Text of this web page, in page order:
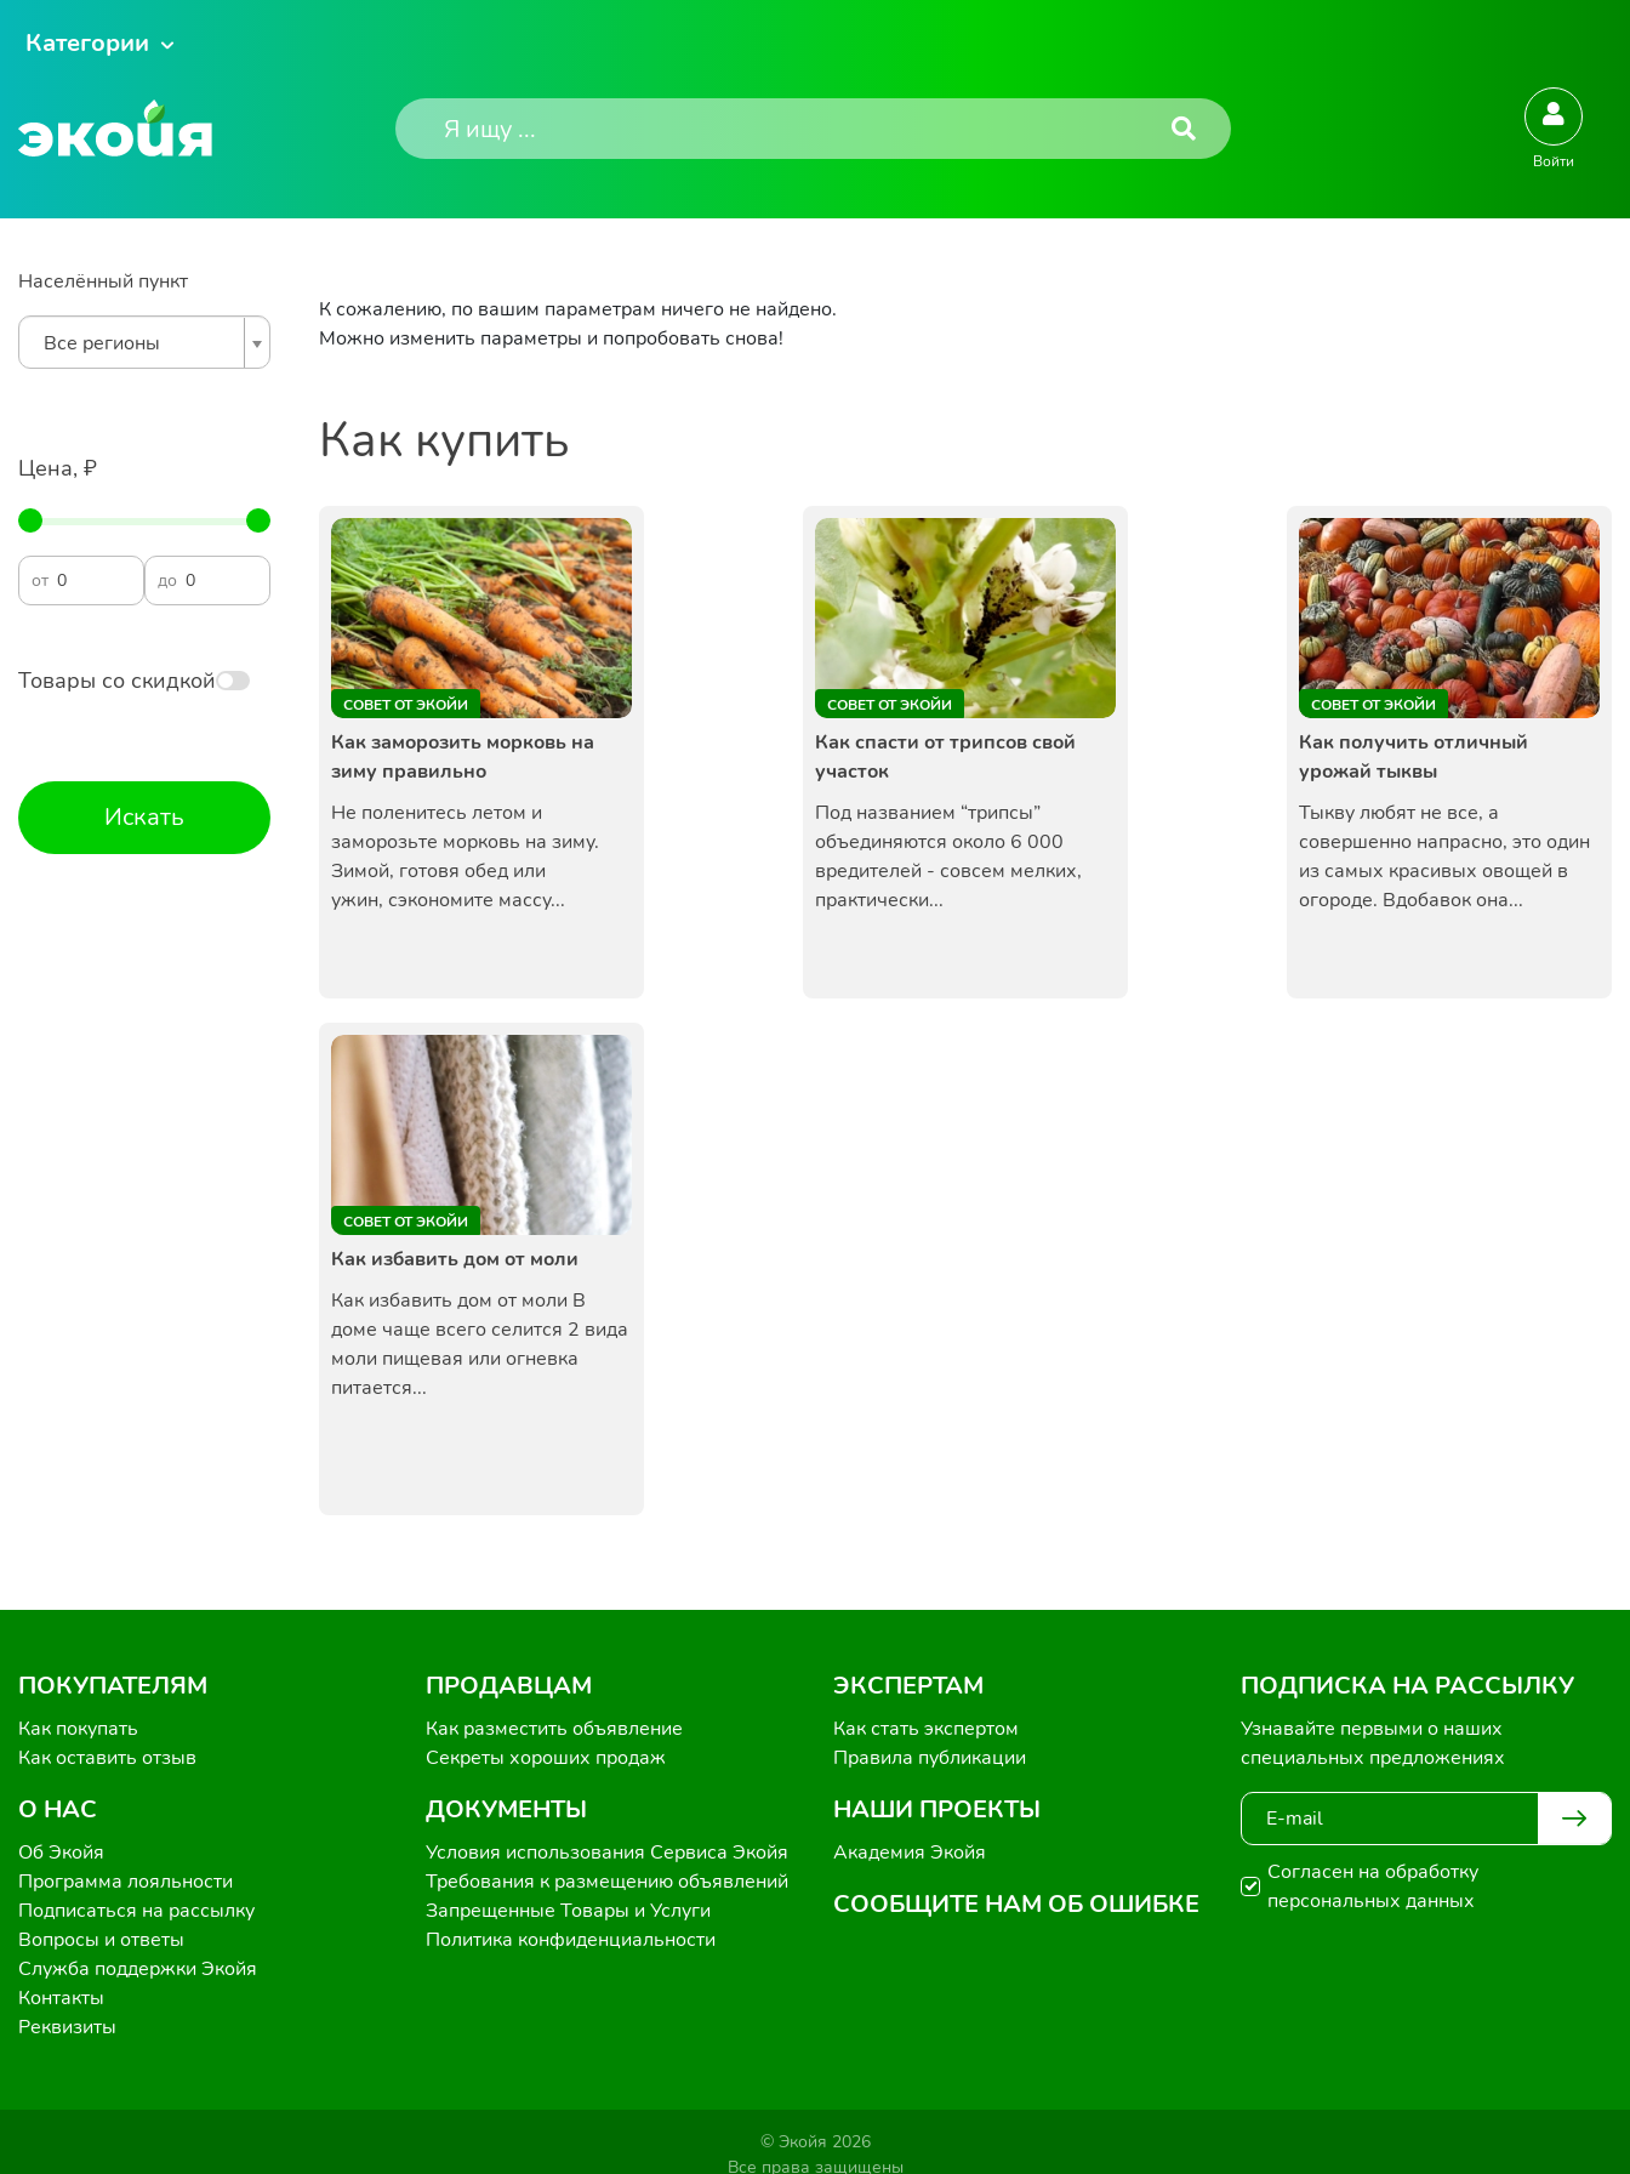
Категории
Войти
Населённый пункт
Все регионы
Цена, ₽
от до
Товары со скидкой
Искать
К сожалению, по вашим параметрам ничего не найдено.
Можно изменить параметры и попробовать снова!
Как купить
СОВЕТ ОТ ЭКОЙИ
Как заморозить морковь на
зиму правильно
Не поленитесь летом и
заморозьте морковь на зиму.
Зимой, готовя обед или
ужин, сэкономите массу...
СОВЕТ ОТ ЭКОЙИ
Как спасти от трипсов свой
участок
Под названием “трипсы”
объединяются около 6 000
вредителей - совсем мелких,
практически...
СОВЕТ ОТ ЭКОЙИ
Как получить отличный
урожай тыквы
Тыкву любят не все, а
совершенно напрасно, это один
из самых красивых овощей в
огороде. Вдобавок она...
СОВЕТ ОТ ЭКОЙИ
Как избавить дом от моли
Как избавить дом от моли В
доме чаще всего селится 2 вида
моли пищевая или огневка
питается...
ПОКУПАТЕЛЯМ
Как покупать
Как оставить отзыв
О НАС
Об Экойя
Программа лояльности
Подписаться на рассылку
Вопросы и ответы
Служба поддержки Экойя
Контакты
Реквизиты
ПРОДАВЦАМ
Как разместить объявление
Секреты хороших продаж
ДОКУМЕНТЫ
Условия использования Сервиса Экойя
Требования к размещению объявлений
Запрещенные Товары и Услуги
Политика конфиденциальности
ЭКСПЕРТАМ
Как стать экспертом
Правила публикации
НАШИ ПРОЕКТЫ
Академия Экойя
СООБЩИТЕ НАМ ОБ ОШИБКЕ
ПОДПИСКА НА РАССЫЛКУ
Узнавайте первыми о наших
специальных предложениях
Согласен на обработку
персональных данных
© Экойя 2026
Все права защищены